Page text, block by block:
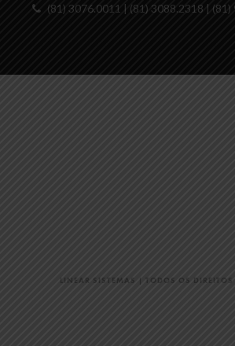
(81) 3076.0011 | (81) 3088.2318 | (81)
LINEAR SISTEMAS | TODOS OS DIREITOS